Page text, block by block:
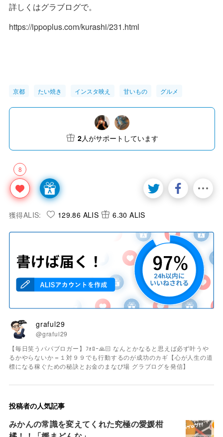
詳しくはグラブログで。
https://ippoplus.com/kurashi/231.html
京都 たい焼き インスタ映え 甘いもの グルメ
8
2人がサポートしています
獲得ALIS: 129.86 ALIS 6.30 ALIS
graful29
@graful29
【毎日笑うパパブロガー】ﾌｫﾛｰ🙏🏻 なんとかなると思えば必ず叶うや
るかやらないか＝１対９９でも行動するのが成功のカギ【心が人生の道
標になる稼ぐための秘訣とお金のまなび場 グラブログを発信】
投稿者の人気記事
みかんの常識を変えてくれた究極の愛媛柑